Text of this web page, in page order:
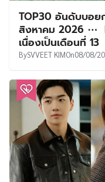
TOP30 อันดับบอย
สิงหาคม 2026 ⋯
เนื่องเป็นเดือนที่ 13
BySVVEET KIMOn08/08/